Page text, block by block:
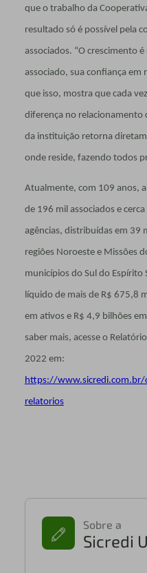
que o trabalho da
resultado só é possível pela
associados. “O crescimento
associado, sua confiança
que isso, mostra que cada
diferença no relacionamento
da instituição retorna
onde reside, fazendo todos
Atualmente, com 109 anos, a
de 196 mil associados e
agências, distribuídas em 39
regiões Noroeste e Missões
municípios do Sul do
líquido de mais de R$ 675,8
em ativos e R$ 4,9 bilhões
saber mais, acesse o
2022 em:
https://www.sicredi.com.br/
relatorios
Sobre a
Sicredi